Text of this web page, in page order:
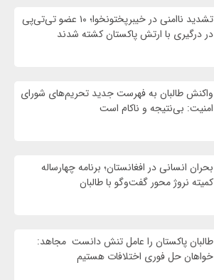
تشدید ناامنی در خیبرپختونخوا؛ ۱۰ عضو تی‌تی‌پی
در درگیری با ارتش پاکستان کشته شدند
واكنش طالبان به فهرست جدید تحریم‌های شورای
امنیت: بی‌نتیجه و ناکام است
بحران انسانی در افغانستان؛ برنامه چهار‌ساله
کمیته نروژ محور گفت‌وگو با طالبان
طالبان پاکستان را عامل تنش دانست مجاهد:
خواهان حل فوری اختلافات هستیم